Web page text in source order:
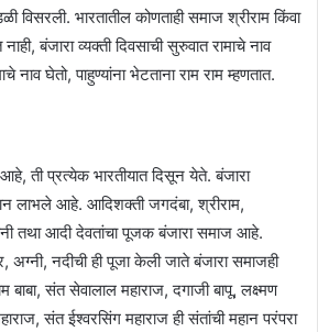
विसरली. भारतातील कोणताही समाज श्रीराम किंवा
बंजारा व्यक्ती दिवसाची सुरुवात रामाचे नाव
नाव घेतो, पाहुण्यांना भेटताना राम राम म्हणतात.
ती प्रत्येक भारतीयात दिसून येते. बंजारा
लाभले आहे. आदिशक्ती जगदंबा, श्रीराम,
तथा आदी देवतांचा पूजक बंजारा समाज आहे.
अग्नी, नदीची ही पूजा केली जाते बंजारा समाजही
बाबा, संत सेवालाल महाराज, दगाजी बापू, लक्ष्मण
संत ईश्वरसिंग महाराज ही संतांची महान परंपरा